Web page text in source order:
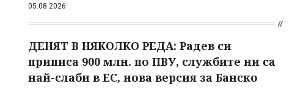
05.08.2026
ДЕНЯТ В НЯКОЛКО РЕДА: Радев си
приписа 900 млн. по ПВУ, службите ни са
най-слаби в ЕС, нова версия за Банско